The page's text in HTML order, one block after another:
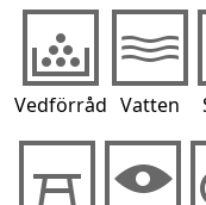
Vedförråd Vatten